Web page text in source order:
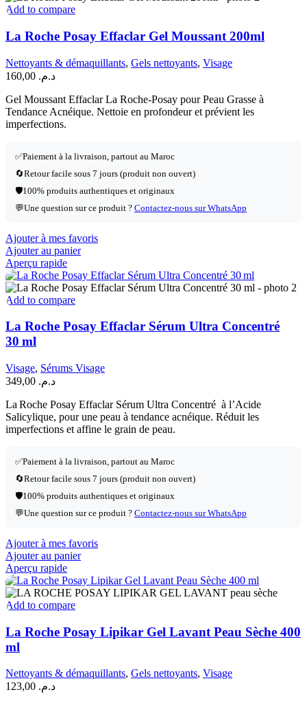
Add to compare
La Roche Posay Effaclar Gel Moussant 200ml
Nettoyants & démaquillants, Gels nettoyants, Visage
د.م.
Gel Moussant Effaclar La Roche-Posay pour Peau Grasse à
Tendance Acnéique. Nettoie en profondeur et prévient les
imperfections.
✅Paiement à la livraison, partout au Maroc
🔄Retour facile sous 7 jours (produit non ouvert)
🛡️100% produits authentiques et originaux
💬Une question sur ce produit ? Contactez-nous sur WhatsApp
Ajouter à mes favoris
Ajouter au panier
Aperçu rapide
Add to compare
La Roche Posay Effaclar Sérum Ultra Concentré
30 ml
Visage, Sérums Visage
د.م.
La Roche Posay Effaclar Sérum Ultra Concentré à l’Acide
Salicylique, pour une peau à tendance acnéique. Réduit les
imperfections et affine le grain de peau.
✅Paiement à la livraison, partout au Maroc
🔄Retour facile sous 7 jours (produit non ouvert)
🛡️100% produits authentiques et originaux
💬Une question sur ce produit ? Contactez-nous sur WhatsApp
Ajouter à mes favoris
Ajouter au panier
Aperçu rapide
Add to compare
La Roche Posay Lipikar Gel Lavant Peau Sèche 400
ml
Nettoyants & démaquillants, Gels nettoyants, Visage
د.م.